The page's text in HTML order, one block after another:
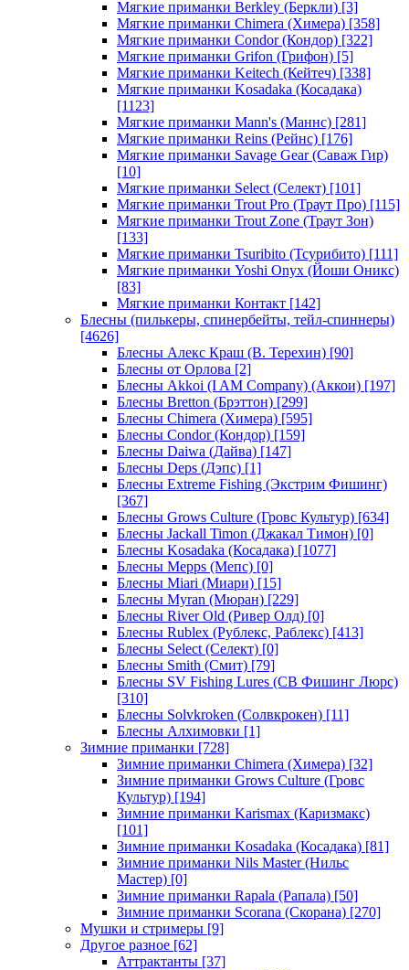
Мягкие приманки Berkley (Беркли) [3]
Мягкие приманки Chimera (Химера) [358]
Мягкие приманки Condor (Кондор) [322]
Мягкие приманки Grifon (Грифон) [5]
Мягкие приманки Keitech (Кейтеч) [338]
Мягкие приманки Kosadaka (Косадака)
[1123]
Мягкие приманки Mann's (Маннс) [281]
Мягкие приманки Reins (Рейнс) [176]
Мягкие приманки Savage Gear (Саваж Гир)
[10]
Мягкие приманки Select (Селект) [101]
Мягкие приманки Trout Pro (Траут Про) [115]
Мягкие приманки Trout Zone (Траут Зон)
[133]
Мягкие приманки Tsuribito (Тсурибито) [111]
Мягкие приманки Yoshi Onyx (Йоши Оникс)
[83]
Мягкие приманки Контакт [142]
Блесны (пилькеры, спинербейты, тейл-спиннеры)
[4626]
Блесны Алекс Краш (В. Терехин) [90]
Блесны от Орлова [2]
Блесны Akkoi (I AM Company) (Аккои) [197]
Блесны Bretton (Брэттон) [299]
Блесны Chimera (Химера) [595]
Блесны Condor (Кондор) [159]
Блесны Daiwa (Дайва) [147]
Блесны Deps (Дэпс) [1]
Блесны Extreme Fishing (Экстрим Фишинг)
[367]
Блесны Grows Culture (Гровс Культур) [634]
Блесны Jackall Timon (Джакал Тимон) [0]
Блесны Kosadaka (Косадака) [1077]
Блесны Mepps (Мепс) [0]
Блесны Miari (Миари) [15]
Блесны Myran (Мюран) [229]
Блесны River Old (Ривер Олд) [0]
Блесны Rublex (Рублекс, Раблекс) [413]
Блесны Select (Селект) [0]
Блесны Smith (Смит) [79]
Блесны SV Fishing Lures (СВ Фишинг Люрс)
[310]
Блесны Solvkroken (Солвкрокен) [11]
Блесны Алхимовки [1]
Зимние приманки [728]
Зимние приманки Chimera (Химера) [32]
Зимние приманки Grows Culture (Гровс
Культур) [194]
Зимние приманки Karismax (Каризмакс)
[101]
Зимние приманки Kosadaka (Косадака) [81]
Зимние приманки Nils Master (Нильс
Мастер) [0]
Зимние приманки Rapala (Рапала) [50]
Зимние приманки Scorana (Скорана) [270]
Мушки и стримеры [9]
Другое разное [62]
Аттрактанты [37]